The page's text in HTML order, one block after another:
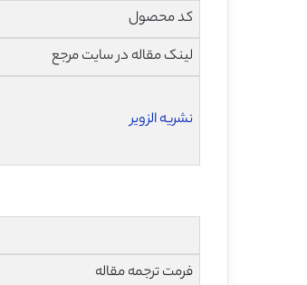
کد محصول
لینک مقاله در سایت مرجع
نشریه الزویر
فرمت ترجمه مقاله